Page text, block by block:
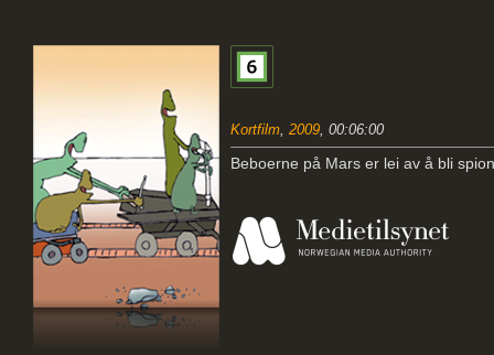
Kortfilm, 2009, 00:06:00
Beboerne på Mars er lei av å bli